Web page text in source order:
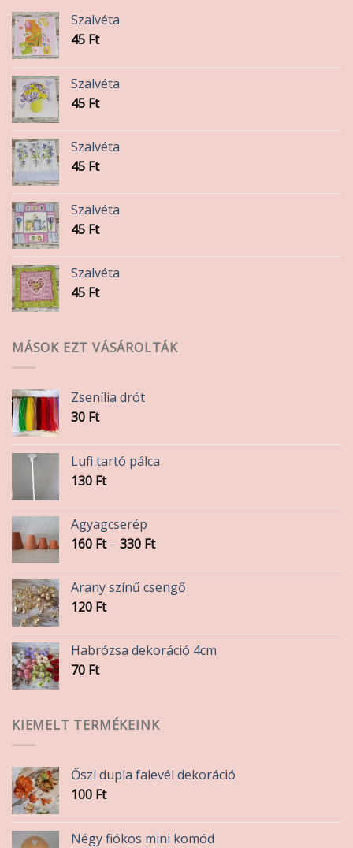
Szalvéta
45 Ft
Szalvéta
45 Ft
Szalvéta
45 Ft
Szalvéta
45 Ft
Szalvéta
45 Ft
MÁSOK EZT VÁSÁROLTÁK
Zsenília drót
30 Ft
Lufi tartó pálca
130 Ft
Agyagcserép
160 Ft – 330 FtÁrtartomány:
-
330 Ft
Arany színű csengő
120 Ft
Habrózsa dekoráció 4cm
70 Ft
KIEMELT TERMÉKEINK
Őszi dupla falevél dekoráció
100 Ft
Négy fiókos mini komód